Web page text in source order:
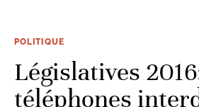
POLITIQUE
Législatives
téléphones